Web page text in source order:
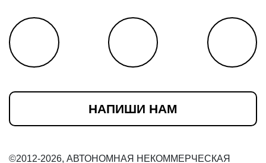
НАПИШИ НАМ
©2012-2026, АВТОНОМНАЯ НЕКОММЕРЧЕСКАЯ